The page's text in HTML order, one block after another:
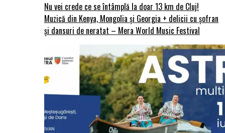
Nu vei crede ce se întâmplă la doar 13 km de Cluj!
Muzică din Kenya, Mongolia și Georgia + delicii cu șofran
și dansuri de neratat – Mera World Music Festival